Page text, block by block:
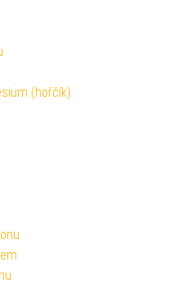
(hořčík)